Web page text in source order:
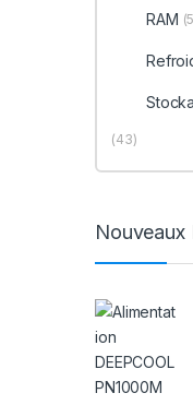
RAM
(43)
Nouveaux